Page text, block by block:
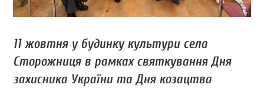
11 жовтня у будинку культури села
Сторожниця в рамках святкування Дня
захисника України та Дня козацтва